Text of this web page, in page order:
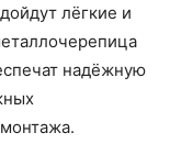
лёгкие и
надёжную